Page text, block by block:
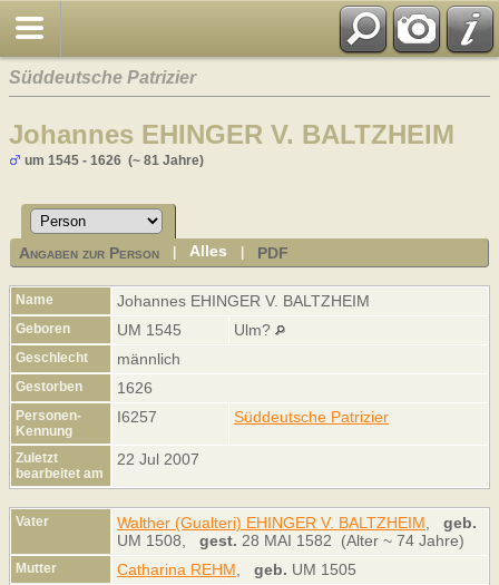
Süddeutsche Patrizier
Johannes EHINGER V. BALTZHEIM
um 1545 - 1626 (~ 81 Jahre)
Angaben zur Person |Alles PDF
Name Johannes EHINGER V. BALTZHEIM
Geboren UM 1545 Ulm?
Geschlecht männlich
Gestorben 1626
Personen-
Kennung
I6257 Süddeutsche Patrizier
Zuletzt
bearbeitet am
22 Jul 2007
Vater Walther (Gualteri) EHINGER V. BALTZHEIM
geb.
UM 1508, gest. 28 MAI 1582 (Alter ~ 74 Jahre)
Mutter Catharina REHM geb. UM 1505